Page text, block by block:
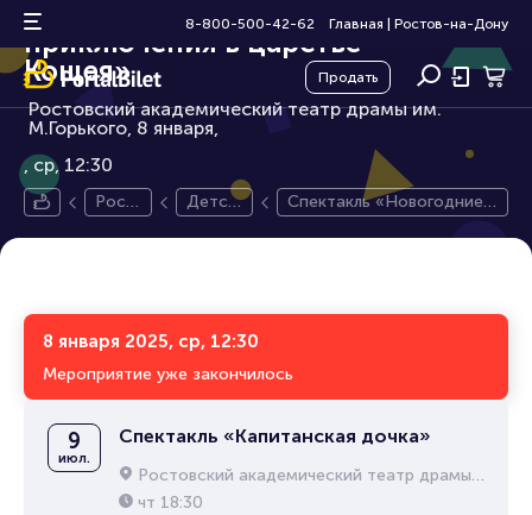
8-800-500-42-62 Главная Ростов-на-Дону
Продать
Спектакль «Новогодние
приключения в царстве
Кощея»
Ростовский академический театр драмы им.
М.Горького, 8 января,
0+
ср, 12:30
Рост
Детск
Спектакль «Новогодние
8 января 2025, ср, 12:30
Мероприятие уже закончилось
9
июл.
Спектакль «Капитанская дочка»
Ростовский академический театр драмы им. М.Горького
чт 18:30